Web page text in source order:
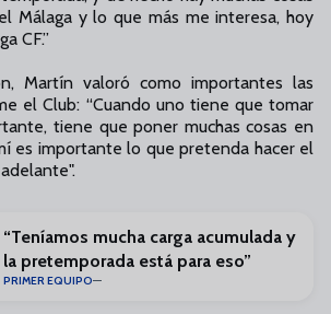
Málaga y lo que más me interesa, hoy
CF.”
Martín valoró como importantes las
el Club: “Cuando uno tiene que tomar
tiene que poner muchas cosas en
es importante lo que pretenda hacer el
“Teníamos mucha carga acumulada y
la pretemporada está para eso”
PRIMER EQUIPO